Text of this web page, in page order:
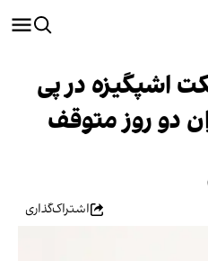
اشپگیزه در پی
دو روز متوقف
اشتراک‌گذاری